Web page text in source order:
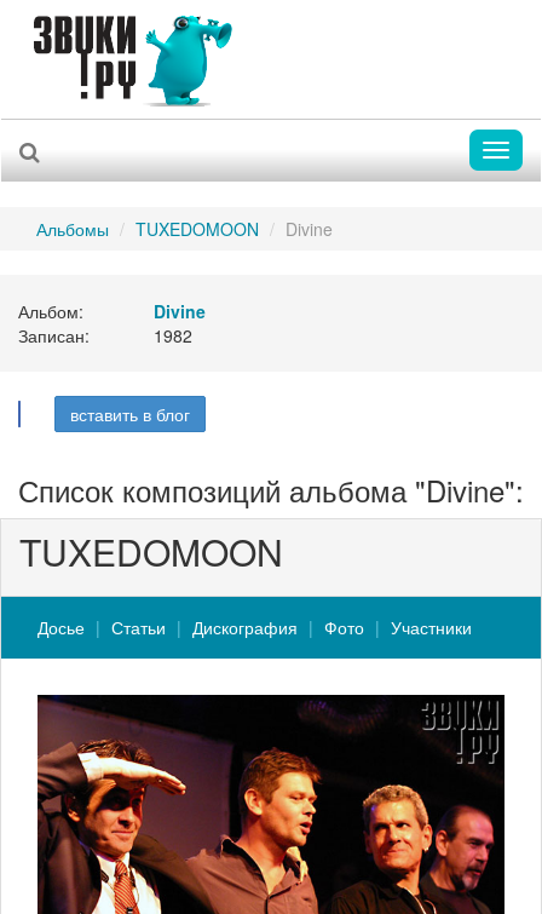
Альбомы TUXEDOMOON Divine
Альбом:
Divine
Записан:
1982
вставить в блог
Список композиций альбома "Divine":
TUXEDOMOON
Досье Статьи Дискография Фото Участники